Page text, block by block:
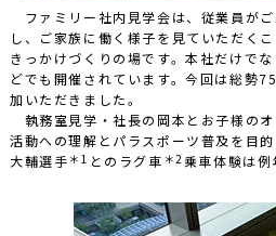
ファミリー社内見学会は、従業員が
し、ご家族に働く様子を見ていただく
きっかけづくりの場です。本社だけで
どでも開催されています。今回は総勢
加いただきました。
執務室見学・社長の岡本とお子様の
活動への理解とパラスポーツ普及を目
大輔選手 ＊1 とのラグ車 ＊2 乗車体験は例